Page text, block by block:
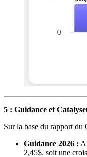
5 : Guidance et
Sur la base du rapport du
Guidance 2026 :
2,45$. soit une